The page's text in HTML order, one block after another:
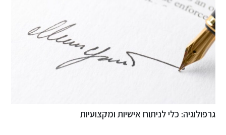
סדנאות בישול מומלצות למתחילים ומנוסים